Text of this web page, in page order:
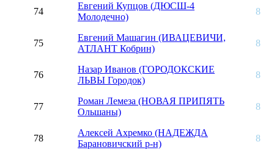
74
Евгений Купцов (ДЮСШ-4
Молодечно)
8
75
Евгений Машагин (ИВАЦЕВИЧИ,
АТЛАНТ Кобрин)
8
76
Назар Иванов (ГОРОДОКСКИЕ
ЛЬВЫ Городок)
8
77
Роман Лемеза (НОВАЯ ПРИПЯТЬ
Ольшаны)
8
78
Алексей Ахремко (НАДЕЖДА
Барановичский р-н)
8